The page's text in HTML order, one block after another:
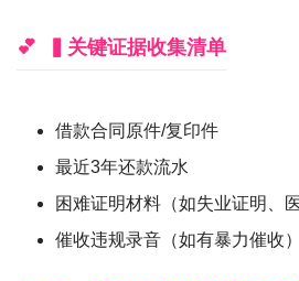
▍关键证据收集清单
借款合同原件/复印件
最近3年还款流水
困难证明材料（如失业证明、
催收违规录音（如有暴力催收）